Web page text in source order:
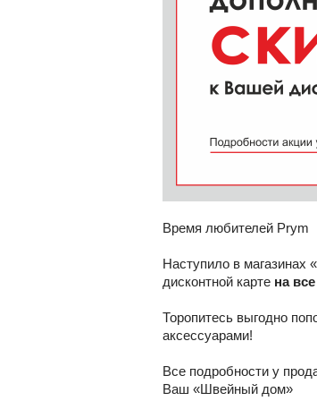
Время любителей Prym
Наступило в
дисконтной карте на
Торопитесь выгодно
аксессуарами!
Все подробности у
Ваш «Швейный дом»